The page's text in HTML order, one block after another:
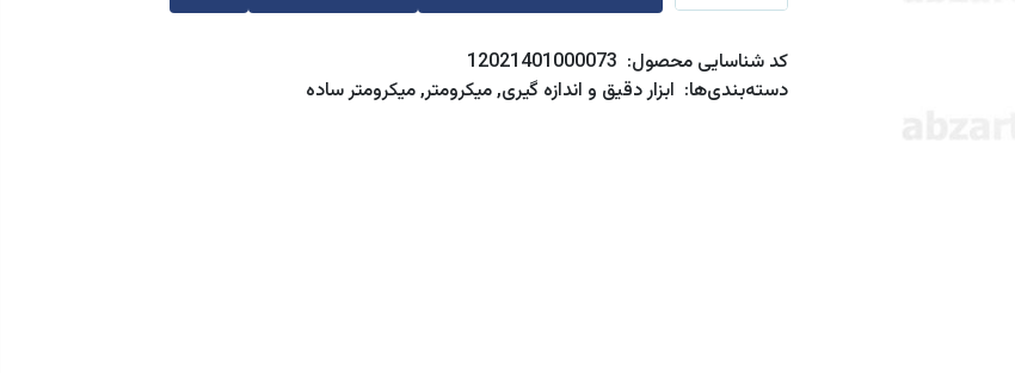
کد شناسایی محصول: 12021401000073
دسته‌بندی‌ها: ابزار دقیق و اندازه گیری,میکرومتر,میکرومتر ساده